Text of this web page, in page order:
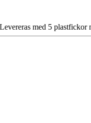
med 5 plastfickor